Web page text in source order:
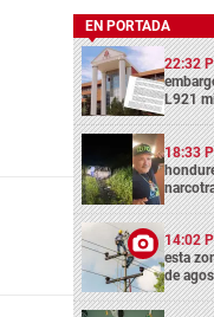
EN PORTADA
22:32
L921
18:33
14:02
esta
de